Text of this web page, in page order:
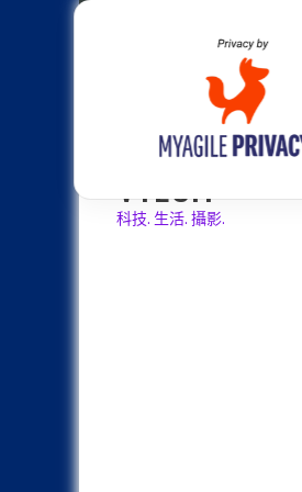
Skip
設計往旗
VTECH
科技. 生活. 攝影.